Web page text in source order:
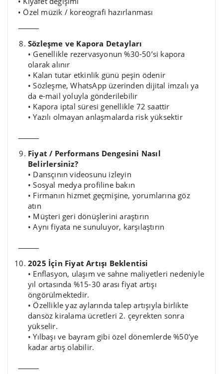
• Özel müzik / koreografi hazırlanması
⸻
Sözleşme ve Kapora Detayları
• Genellikle rezervasyonun %30-50’si kapora
olarak alınır
• Kalan tutar etkinlik günü peşin ödenir
• Sözleşme, WhatsApp üzerinden dijital imzalı ya
da e-mail yoluyla gönderilebilir
• Kapora iptal süresi genellikle 72 saattir
• Yazılı olmayan anlaşmalarda risk yüksektir
⸻
Fiyat / Performans Dengesini Nasıl
Belirlersiniz?
• Dansçının videosunu izleyin
• Sosyal medya profiline bakın
• Firmanın hizmet geçmişine, yorumlarına göz
atın
• Müşteri geri dönüşlerini araştırın
• Aynı fiyata ne sunuluyor, karşılaştırın
⸻
2025 İçin Fiyat Artışı Beklentisi
• Enflasyon, ulaşım ve sahne maliyetleri nedeniyle
yıl ortasında %15-30 arası fiyat artışı
öngörülmektedir.
• Özellikle yaz aylarında talep artışıyla birlikte
dansöz kiralama ücretleri 2. çeyrekten sonra
yükselir.
• Yılbaşı ve bayram gibi özel dönemlerde %50’ye
kadar artış olabilir.
⸻